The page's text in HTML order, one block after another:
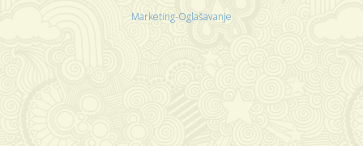
Marketing-Oglašavanje